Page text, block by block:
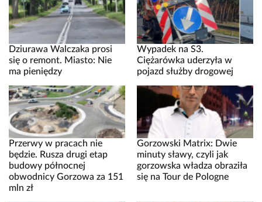
Dziurawa Walczaka prosi
się o remont. Miasto: Nie
ma pieniędzy
Wypadek na S3.
Ciężarówka uderzyła w
pojazd służby drogowej
Przerwy w pracach nie
będzie. Rusza drugi etap
budowy północnej
obwodnicy Gorzowa za 151
mln zł
Gorzowski Matrix: Dwie
minuty sławy, czyli jak
gorzowska władza obraziła
się na Tour de Pologne